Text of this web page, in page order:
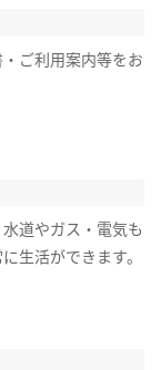
ご利用案内等をお
道やガス・電気も
生活ができます。